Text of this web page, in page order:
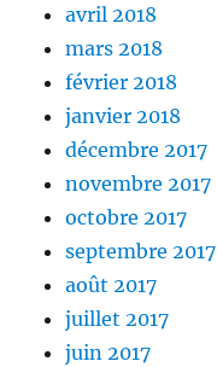
avril 2018
mars 2018
février 2018
janvier 2018
décembre 2017
novembre 2017
octobre 2017
septembre 2017
août 2017
juillet 2017
juin 2017